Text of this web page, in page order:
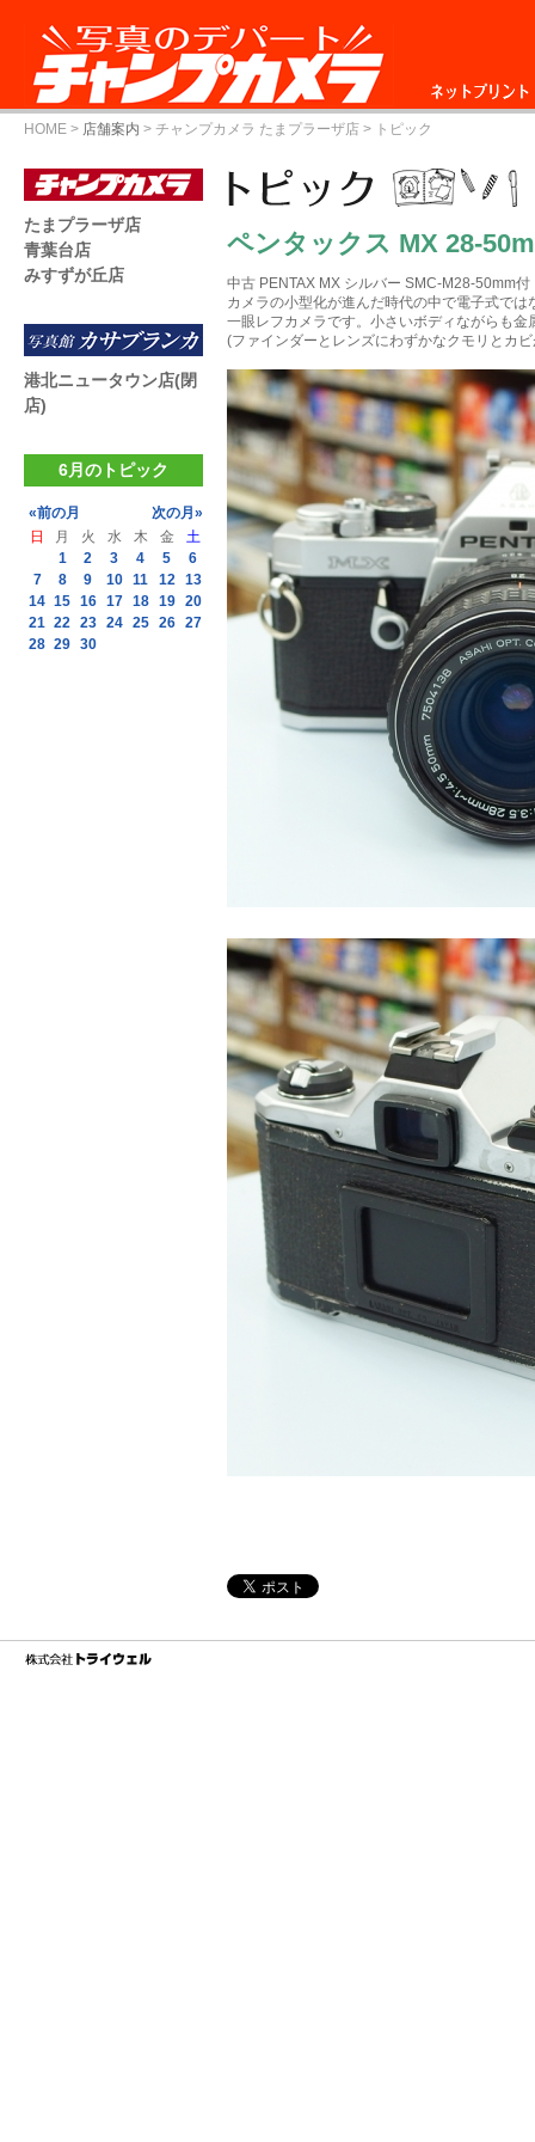
ネットプリント
HOME > 店舗案内 > チャンプカメラ たまプラーザ店 > トピック
ペンタックス MX 28-
中古 PENTAX MX シルバー SMC-M28-50mm
カメラの小型化が進んだ時代の中で電子式で
一眼レフカメラです。小さいボディながらも
(ファインダーとレンズにわずかなクモリとカ
たまプラーザ店
青葉台店
みすずが丘店
港北ニュータウン店(閉
店)
6月のトピック
«前の月
次の月»
日
月 火 水 木 金
土
1
2 3 4 5
6
7
8 9 10 11 12 13
14 15 16 17 18 19 20
21 22 23 24 25 26 27
28 29 30